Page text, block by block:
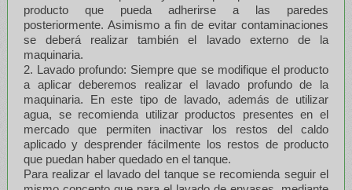
producto que pueda adherirse a las paredes
posteriormente. Asimismo a fin de evitar contaminaciones
se deberá realizar también el lavado externo de la
maquinaria.
2. Lavado profundo: Siempre que se modifique el producto
a aplicar deberemos realizar el lavado profundo de la
maquinaria. En este tipo de lavado, además de utilizar
agua, se recomienda utilizar productos presentes en el
mercado que permiten inactivar los restos del caldo
aplicado y desprender fácilmente los restos de producto
que puedan haber quedado en el tanque.
Para realizar el lavado del tanque se recomienda seguir el